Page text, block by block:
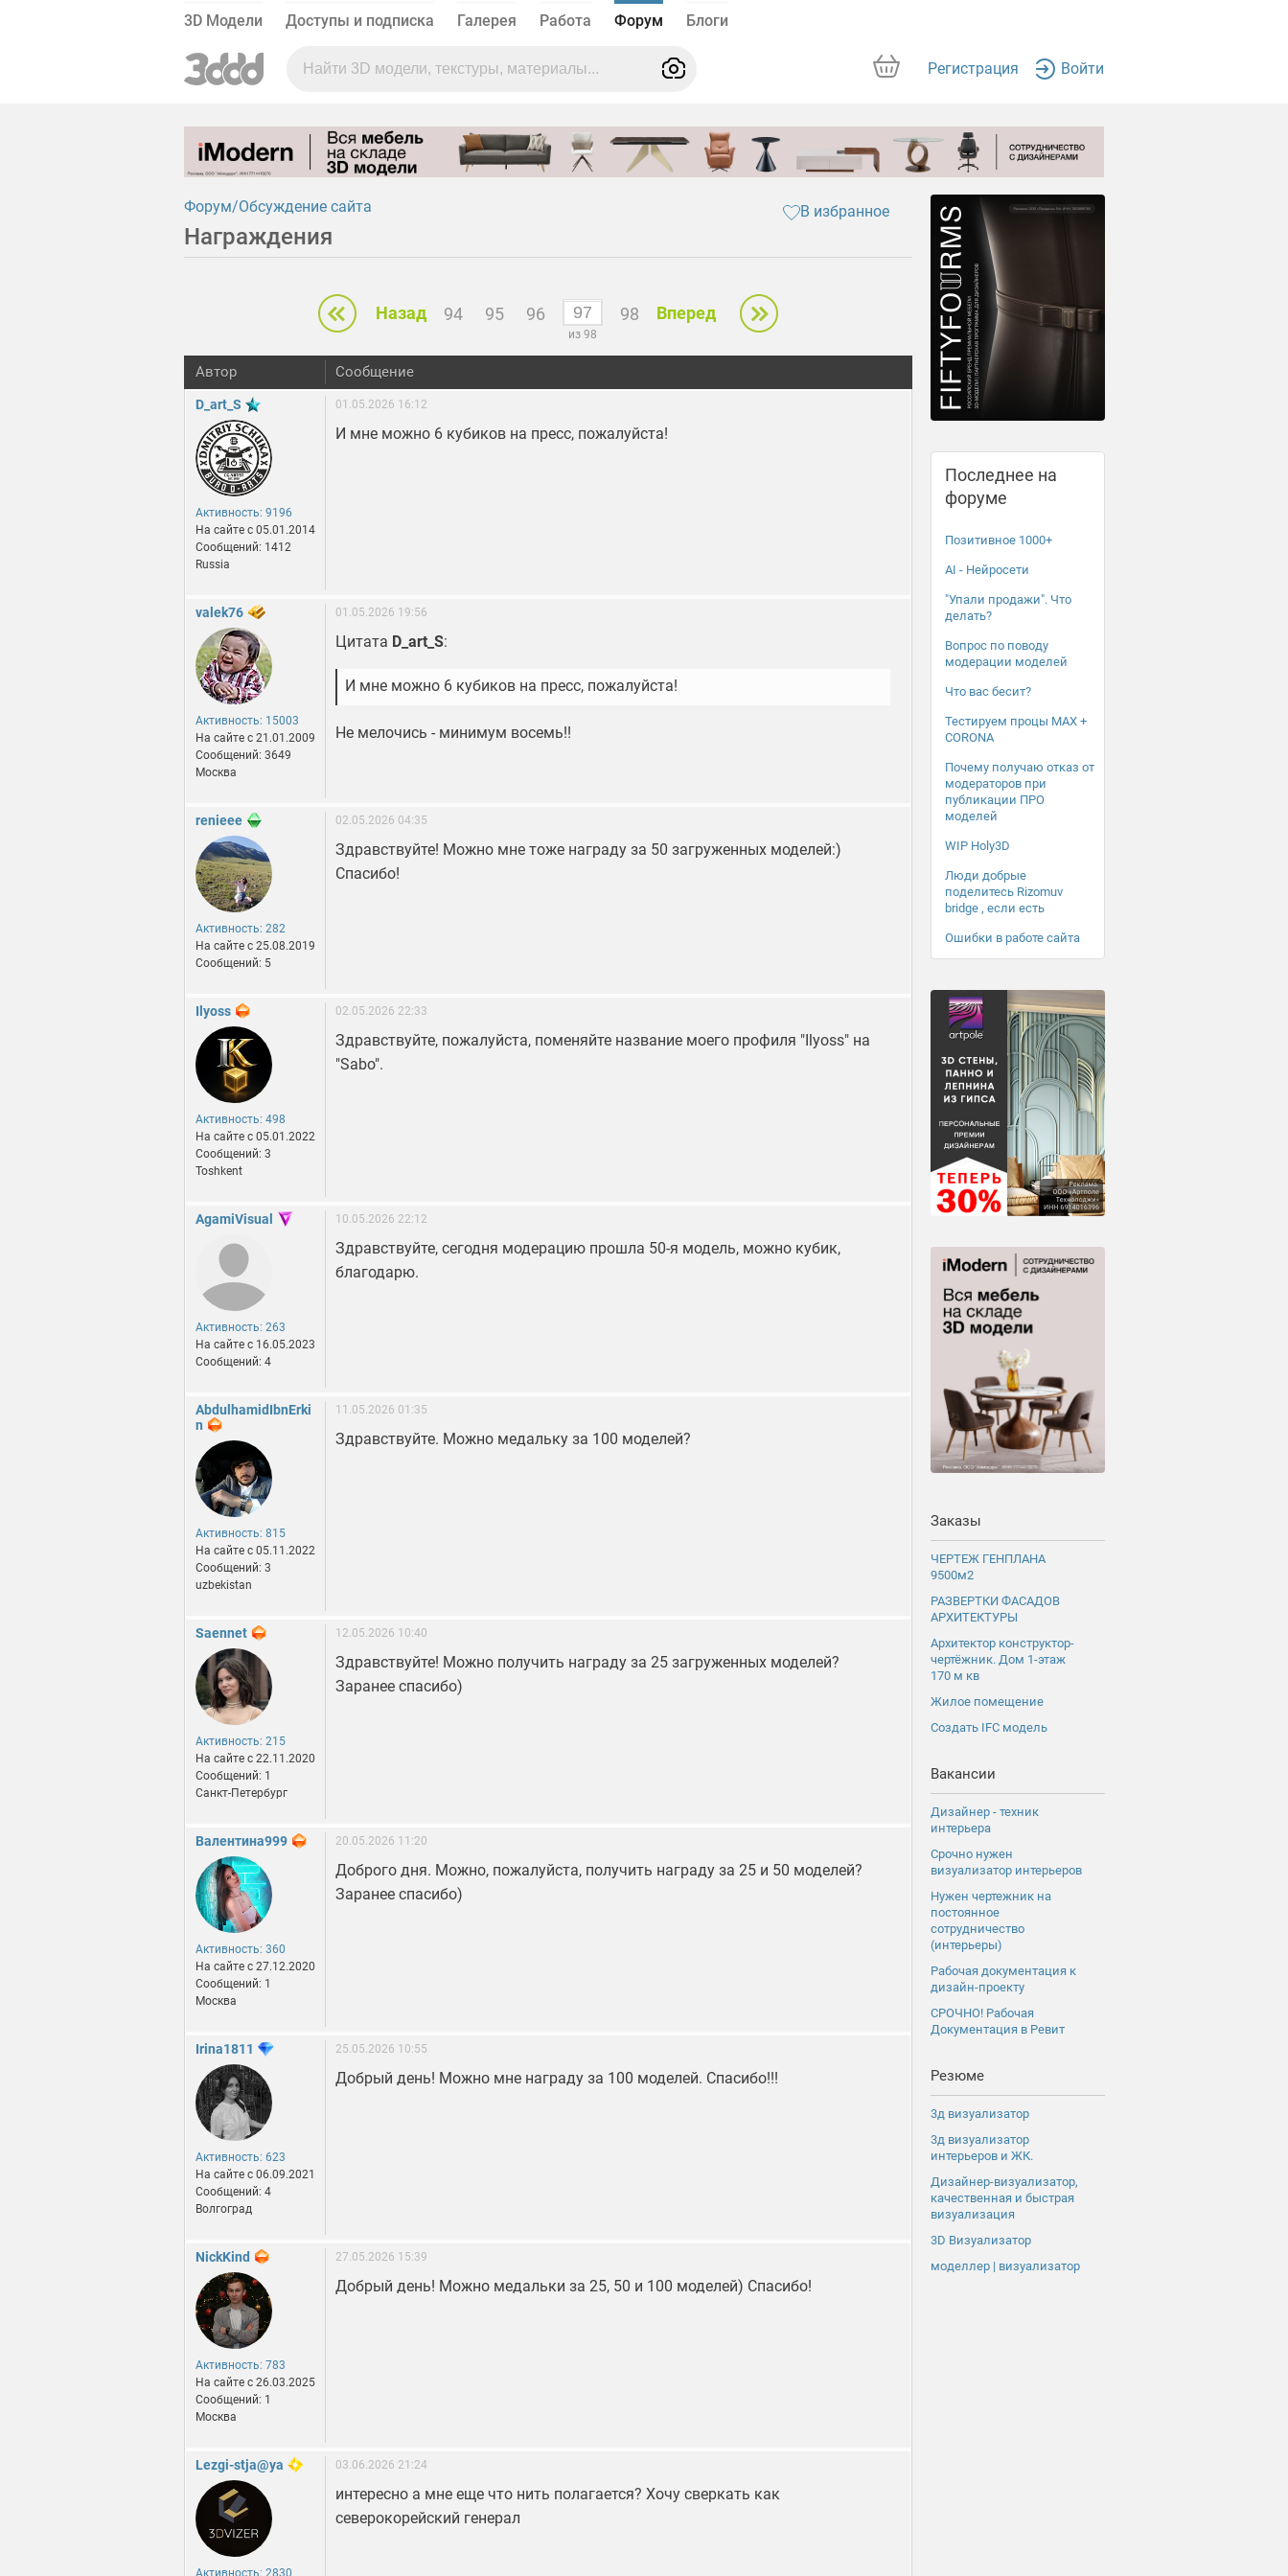
3D Модели Доступы и подписка Галерея Работа Форум Блоги
Регистрация Войти
Форум Обсуждение сайта В избранное
Награждения
Назад 94 95 96
из 98
98 Вперед
Автор Сообщение
D_art_S
Активность: 9196
На сайте c 05.01.2014
Сообщений: 1412
Russia
01.05.2026 16:12
И мне можно 6 кубиков на пресс, пожалуйста!
valek76
Активность: 15003
На сайте c 21.01.2009
Сообщений: 3649
Москва
01.05.2026 19:56
Цитата D_art_S:
И мне можно 6 кубиков на пресс, пожалуйста!
Не мелочись - минимум восемь!!
renieee
Активность: 282
На сайте c 25.08.2019
Сообщений: 5
02.05.2026 04:35
Здравствуйте! Можно мне тоже награду за 50 загруженных моделей:)
Спасибо!
Ilyoss
Активность: 498
На сайте c 05.01.2022
Сообщений: 3
Toshkent
02.05.2026 22:33
Здравствуйте, пожалуйста, поменяйте название моего профиля "Ilyoss" на
"Sabo".
AgamiVisual
Активность: 263
На сайте c 16.05.2023
Сообщений: 4
10.05.2026 22:12
Здравствуйте, сегодня модерацию прошла 50-я модель, можно кубик,
благодарю.
AbdulhamidIbnErki
n
Активность: 815
На сайте c 05.11.2022
Сообщений: 3
uzbekistan
11.05.2026 01:35
Здравствуйте. Можно медальку за 100 моделей?
Saennet
Активность: 215
На сайте c 22.11.2020
Сообщений: 1
Санкт-Петербург
12.05.2026 10:40
Здравствуйте! Можно получить награду за 25 загруженных моделей?
Заранее спасибо)
Валентина999
Активность: 360
На сайте c 27.12.2020
Сообщений: 1
Москва
20.05.2026 11:20
Доброго дня. Можно, пожалуйста, получить награду за 25 и 50 моделей?
Заранее спасибо)
Irina1811
Активность: 623
На сайте c 06.09.2021
Сообщений: 4
Волгоград
25.05.2026 10:55
Добрый день! Можно мне награду за 100 моделей. Спасибо!!!
NickKind
Активность: 783
На сайте c 26.03.2025
Сообщений: 1
Москва
27.05.2026 15:39
Добрый день! Можно медальки за 25, 50 и 100 моделей) Спасибо!
Lezgi-stja@ya 03.06.2026 21:24
интересно а мне еще что нить полагается? Хочу сверкать как
северокорейский генерал
Последнее на
форуме
Позитивное 1000+
AI - Нейросети
"Упали продажи". Что
делать?
Вопрос по поводу
модерации моделей
Что вас бесит?
Тестируем процы MAX +
CORONA
Почему получаю отказ от
модераторов при
публикации ПРО
моделей
WIP Holy3D
Люди добрые
поделитесь Rizomuv
bridge , если есть
Ошибки в работе сайта
Заказы
ЧЕРТЕЖ ГЕНПЛАНА
9500м2
РАЗВЕРТКИ ФАСАДОВ
АРХИТЕКТУРЫ
Архитектор конструктор-
чертёжник. Дом 1-этаж
170 м кв
Жилое помещение
Создать IFC модель
Вакансии
Дизайнер - техник
интерьера
Срочно нужен
визуализатор интерьеров
Нужен чертежник на
постоянное
сотрудничество
(интерьеры)
Рабочая документация к
дизайн-проекту
СРОЧНО! Рабочая
Документация в Ревит
Резюме
3д визуализатор
3д визуализатор
интерьеров и ЖК.
Дизайнер-визуализатор,
качественная и быстрая
визуализация
3D Визуализатор
моделлер | визуализатор